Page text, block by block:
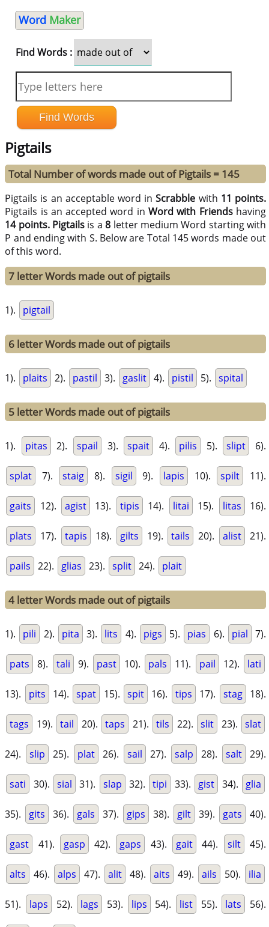
Word Maker
Find Words :
Pigtails
Total Number of words made out of Pigtails = 145
Pigtails is an acceptable word inScrabble with 11 points.
Pigtails is an accepted word inWord with Friendshaving
14 points. Pigtailsis a8 letter medium Word starting with
P and ending with S. Below are Total 145 words made out
of this word.
7 letter Words made out of pigtails
1). pigtail
6 letter Words made out of pigtails
1). plaits 2). pastil 3). gaslit 4). pistil 5). spital
5 letter Words made out of pigtails
1). pitas 2). spail 3). spait 4). pilis 5). slipt 6).
splat 7). staig 8). sigil 9). lapis 10). spilt 11).
gaits 12). agist 13). tipis 14). litai 15). litas 16).
plats 17). tapis 18). gilts 19). tails 20). alist 21).
pails 22). glias 23). split 24). plait
4 letter Words made out of pigtails
1). pili 2). pita 3). lits 4). pigs 5). pias 6). pial 7).
pats 8). tali 9). past 10). pals 11). pail 12). lati
13). pits 14). spat 15). spit 16). tips 17). stag 18).
tags 19). tail 20). taps 21). tils 22). slit 23). slat
24). slip 25). plat 26). sail 27). salp 28). salt 29).
sati 30). sial 31). slap 32). tipi 33). gist 34). glia
35). gits 36). gals 37). gips 38). gilt 39). gats 40).
gast 41). gasp 42). gaps 43). gait 44). silt 45).
alts 46). alps 47). alit 48). aits 49). ails 50). ilia
51). laps 52). lags 53). lips 54). list 55). lats 56).